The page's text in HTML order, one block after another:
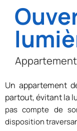
Un appartement
partout, évitant la
pas compte de
disposition